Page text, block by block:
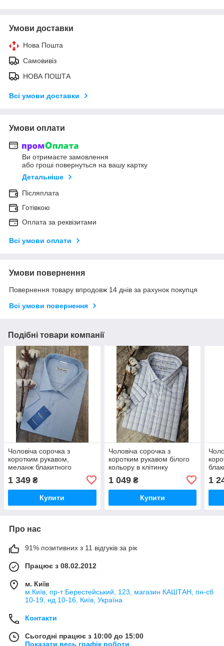
Умови доставки
Нова Пошта
Самовивіз
НОВА ПОШТА
Всі умови доставки
Умови оплати
Ви отримаєте замовлення
або гроші повернуться на вашу картку
Детальніше
Післяплата
Готівкою
Оплата за реквізитами
Всі умови оплати
Умови повернення
Повернення товару впродовж 14 днів за рахунок покупця
Всі умови повернення
Подібні товари компанії
Чоловіча сорочка з
коротким рукавом,
меланж блакитного
1 349 ₴
Купити
Чоловіча сорочка з
коротким рукавом білого
кольору в клітинку
1 049₴
Купити
1
Про нас
91% позитивних з 11 відгуків за рік
Працює з 08.02.2012
м. Київ
м.Київ, пр-т Берестейський, 123, магазин КАШТАН, пн-сб
10-19, нд 10-16, Київ, Україна
Контакти
Сьогодні працює з 10:00 до 15:00
Показати весь графік роботи